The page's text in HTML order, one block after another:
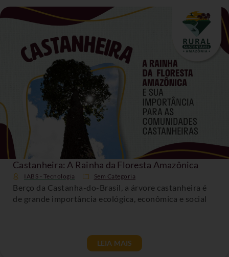
Castanheira: A Rainha da Floresta Amazônica
IABS - Tecnologia Sem Categoria
Berço da Castanha-do-Brasil, a árvore castanheira é
de grande importância ecológica, econômica e social
LEIA MAIS